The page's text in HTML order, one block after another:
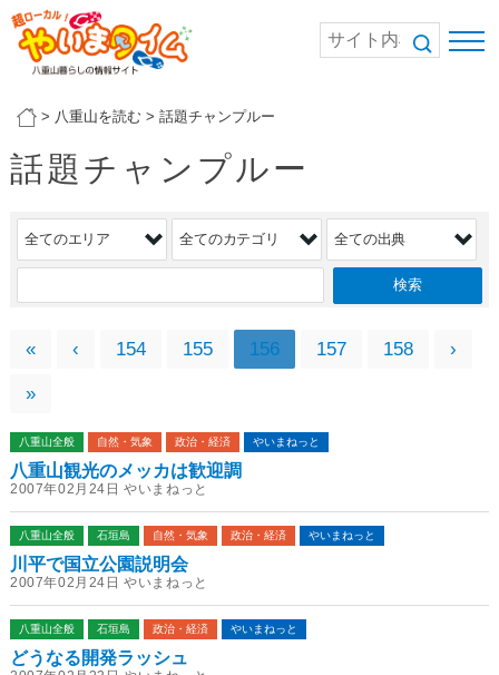
> 八重山を読む > 話題チャンプルー
話題チャンプルー
« ‹ 154 155 156 157 158 ›
»
八重山全般 自然・気象 政治・経済 やいまねっと
八重山観光のメッカは歓迎調
2007年02月24日 やいまねっと
八重山全般 石垣島 自然・気象 政治・経済 やいまねっと
川平で国立公園説明会
2007年02月24日 やいまねっと
八重山全般 石垣島 政治・経済 やいまねっと
どうなる開発ラッシュ